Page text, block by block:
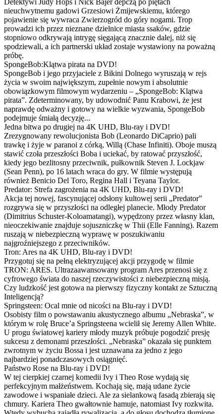
Detektywi Judy Hops i Nick Bajer depczą po piętach
nieuchwytnemu gadowi Grzesiowi Żmijewskiemu, którego
pojawienie się wywraca Zwierzogród do góry nogami. Trop
prowadzi ich przez nieznane dzielnice miasta ssaków, gdzie
stopniowo odkrywają intrygę sięgającą znacznie dalej, niż się
spodziewali, a ich partnerski układ zostaje wystawiony na poważną
próbę.
SpongeBob:Klątwa pirata na DVD!
SpongeBob i jego przyjaciele z Bikini Dolnego wyruszają w rejs
życia w swoim największym, zupełnie nowym i absolutnie
obowiązkowym filmowym wydarzeniu – „SpongeBob: Klątwa
pirata”. Zdeterminowany, by udowodnić Panu Krabowi, że jest
naprawdę odważny i gotowy na wielkie wyzwania, SpongeBob
podejmuje śmiałą decyzję...
Jedna bitwa po drugiej na 4K UHD, Blu-ray i DVD!
Zrezygnowany rewolucjonista Bob (Leonardo DiCaprio) pali
trawkę i żyje w paranoi z córką, Willą (Chase Infiniti). Oboje muszą
stawić czoła przeszłości Boba i uciekać, by ratować przyszłość,
kiedy jego bezlitosny przeciwnik, pułkownik Steven J. Lockjaw
(Sean Penn), po 16 latach wraca do gry. W filmie występują
również Benicio Del Toro, Regina Hall i Teyana Taylor.
Predator: Strefa zagrożenia na 4K UHD, Blu-ray i DVD!
Akcja tej nowej, fascynującej odsłony kultowej serii „Predator”
rozgrywa się w przyszłości na odległej planecie. Młody Predator
(Dimitrius Schuster-Koloamatangi), wypędzony przez własny klan,
nieoczekiwanie znajduje sojuszniczkę w Thii (Elle Fanning). Razem
ruszają w niebezpieczną wyprawę w poszukiwaniu
najgroźniejszego z przeciwników.
Tron: Ares na 4K UHD, Blu-ray i DVD!
Przygotuj się na pełną elektryzującej akcji przygodę w filmie
TRON: ARES. Ultrazaawansowany program Ares przenosi się z
cyfrowego świata do naszej rzeczywistości z niebezpieczną misją.
Czy ludzkość jest gotowa na pierwszy fizyczny kontakt ze Sztuczną
Inteligencją?
Springsteen: Ocal mnie od nicości na Blu-ray i DVD!
Osobisty film o powstawaniu akustycznego albumu „Nebraska”, w
którym w rolę Bruce’a Springsteena wcielił się Jeremy Allen White.
U progu światowej kariery młody muzyk próbuje pogodzić presję
sukcesu z demonami przeszłości. „Nebraska” okazała się punktem
zwrotnym w życiu Bossa i jest uznawana za jedno z jego
najbardziej ponadczasowych osiągnięć.
Państwo Rose na Blu-ray i DVD!
W tej cierpkiej czarnej komedii Ivy i Theo Rose wydają się
perfekcyjnym małżeństwem. Kochają się, mają udane życie
zawodowe i wspaniałe dzieci. Ale za sielankową fasadą zbierają się
chmury. Kariera Theo gwałtownie hamuje, natomiast Ivy rozkwita.